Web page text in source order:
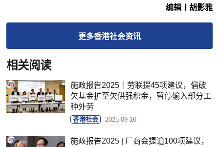
编辑︱胡影雅
更多香港社会资讯
相关阅读
施政报告2025｜劳联提45项建议，倡破
欠基金扩至欠供强积金，暂停输入部分工
种外劳
香港社会 2025-09-16
施政报告2025 | 厂商会提逾100项建议，